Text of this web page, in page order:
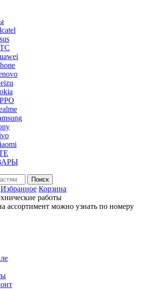
Поиск
Избранное Корзина
работы
ассортимент можно узнать по номеру